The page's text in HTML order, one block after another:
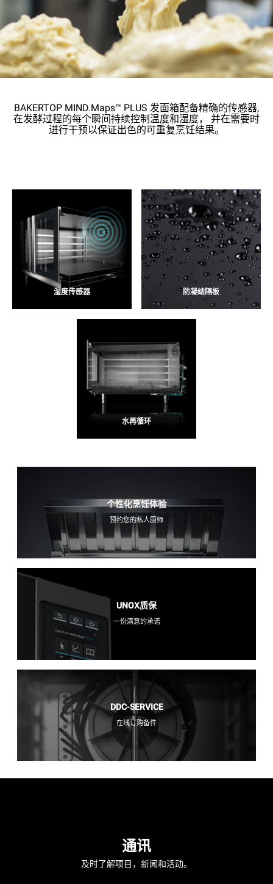
BAKERTOP MIND.Maps™ PLUS 发面箱配备精确的传感器,
在发酵过程的每个瞬间持续控制温度和湿度， 并在需要时
进行干预以保证出色的可重复烹饪结果。
湿度传感器 防凝结隔板
水再循环
个性化烹饪体验
预约您的私人厨师
UNOX质保
一份满意的承诺
DDC-SERVICE
在线订购备件
通讯
及时了解项目，新闻和活动。